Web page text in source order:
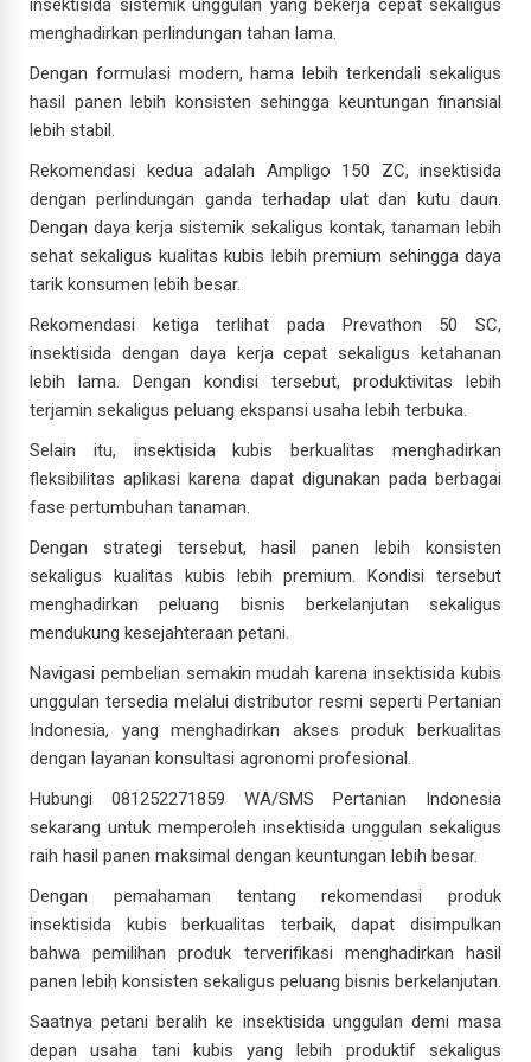
insektisida sistemik unggulan yang bekerja cepat sekaligus
menghadirkan perlindungan tahan lama.
Dengan formulasi modern, hama lebih terkendali sekaligus
hasil panen lebih konsisten sehingga keuntungan finansial
lebih stabil.
Rekomendasi kedua adalah Ampligo 150 ZC, insektisida
dengan perlindungan ganda terhadap ulat dan kutu daun.
Dengan daya kerja sistemik sekaligus kontak, tanaman lebih
sehat sekaligus kualitas kubis lebih premium sehingga daya
tarik konsumen lebih besar.
Rekomendasi ketiga terlihat pada Prevathon 50 SC,
insektisida dengan daya kerja cepat sekaligus ketahanan
lebih lama. Dengan kondisi tersebut, produktivitas lebih
terjamin sekaligus peluang ekspansi usaha lebih terbuka.
Selain itu, insektisida kubis berkualitas menghadirkan
fleksibilitas aplikasi karena dapat digunakan pada berbagai
fase pertumbuhan tanaman.
Dengan strategi tersebut, hasil panen lebih konsisten
sekaligus kualitas kubis lebih premium. Kondisi tersebut
menghadirkan peluang bisnis berkelanjutan sekaligus
mendukung kesejahteraan petani.
Navigasi pembelian semakin mudah karena insektisida kubis
unggulan tersedia melalui distributor resmi seperti Pertanian
Indonesia, yang menghadirkan akses produk berkualitas
dengan layanan konsultasi agronomi profesional.
Hubungi 081252271859 WA/SMS Pertanian Indonesia
sekarang untuk memperoleh insektisida unggulan sekaligus
raih hasil panen maksimal dengan keuntungan lebih besar.
Dengan pemahaman tentang rekomendasi produk
insektisida kubis berkualitas terbaik, dapat disimpulkan
bahwa pemilihan produk terverifikasi menghadirkan hasil
panen lebih konsisten sekaligus peluang bisnis berkelanjutan.
Saatnya petani beralih ke insektisida unggulan demi masa
depan usaha tani kubis yang lebih produktif sekaligus